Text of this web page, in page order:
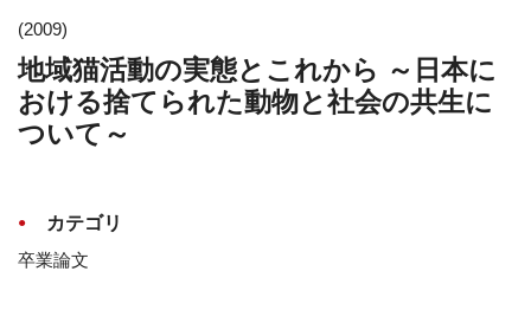
(2009)
地域猫活動の実態とこれから ～日本に
おける捨てられた動物と社会の共生に
ついて～
カテゴリ
卒業論文